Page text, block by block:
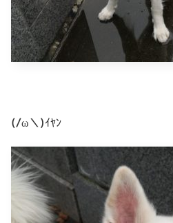
(/ω＼)ｲﾔﾝ